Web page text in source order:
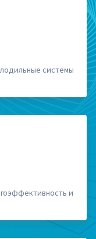
системы
и